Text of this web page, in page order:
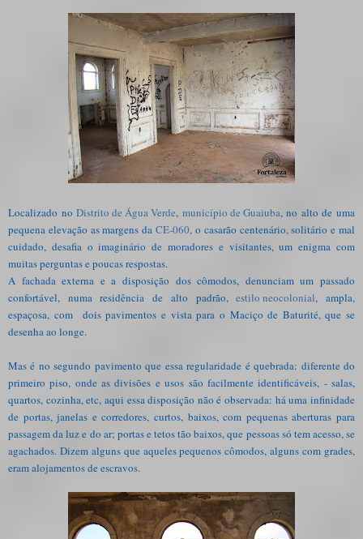
Localizado noDistrito de Água Verde, município de Guaiuba, no alto de uma
pequena elevação as margens daCE-060, o casarão centenário, solitário e mal
cuidado, desafia o imaginário de moradores e visitantes, um enigma com
muitas perguntas e poucas respostas.
A fachada externa e a disposição dos cômodos, denunciam um passado
confortável, numa residência de alto padrão,estilo neocolonial, ampla,
espaçosa, com dois pavimentos e vista para o Maciço de Baturité, que se
desenha ao longe.
Mas é no segundo pavimento que essa regularidade é quebrada: diferente do
primeiro piso, onde as divisões e usos são facilmente identificáveis, - salas,
quartos, cozinha, etc, aqui essa disposição não é observada: há uma infinidade
de portas, janelas e corredores, curtos, baixos, com pequenas aberturas para
passagem da luz e do ar; portas e tetos tão baixos, que pessoas só tem acesso, se
agachados. Dizem alguns que aqueles pequenos cômodos, alguns com grades,
eram alojamentos de escravos.